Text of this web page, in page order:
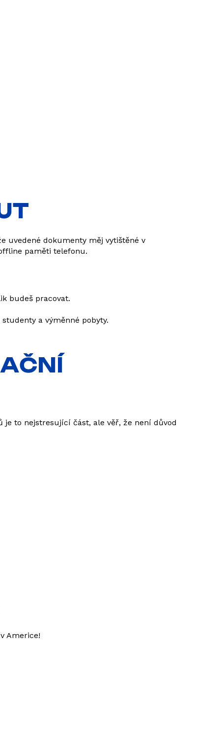
uvedené dokumenty měj vytištěné v
paměti telefonu.
budeš pracovat.
a výměnné pobyty.
je to nejstresující část, ale věř, že není důvod
Americe!